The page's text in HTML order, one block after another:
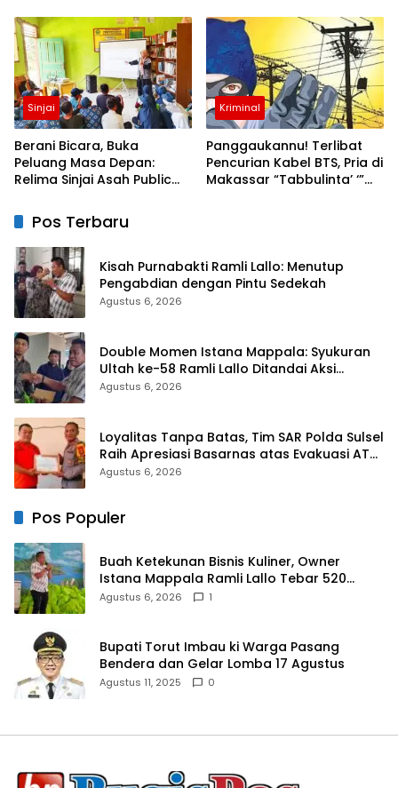
Gowa
Sinjai
Berani Bicara, Buka
Peluang Masa Depan:
Relima Sinjai Asah Public
Nurul Izzah Kalamisu
Kriminal
Panggaukannu! Terlibat
Pencurian Kabel BTS, Pria di
Makassar “Tabbulinta’ ‘”
Pos Terbaru
Kisah Purnabakti Ramli Lallo: Menutup
Pengabdian dengan Pintu Sedekah
Agustus 6, 2026
Double Momen Istana Mappala: Syukuran
Ultah ke-58 Ramli Lallo Ditandai Aksi
Berbagi Rumah Ibadah
Agustus 6, 2026
Loyalitas Tanpa Batas, Tim SAR Polda Sulsel
Raih Apresiasi Basarnas atas Evakuasi ATR
42
Agustus 6, 2026
Pos Populer
Buah Ketekunan Bisnis Kuliner, Owner
Istana Mappala Ramli Lallo Tebar 520
Paket Sembako di Gowa
Agustus 6, 2026 1
Bupati Torut Imbau ki Warga Pasang
Bendera dan Gelar Lomba 17 Agustus
Agustus 11, 2025 0